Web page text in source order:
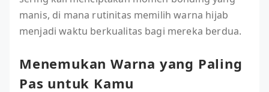
manis, di mana rutinitas memilih warna hijab
menjadi waktu berkualitas bagi mereka berdua.
Menemukan Warna yang Paling
Pas untuk Kamu